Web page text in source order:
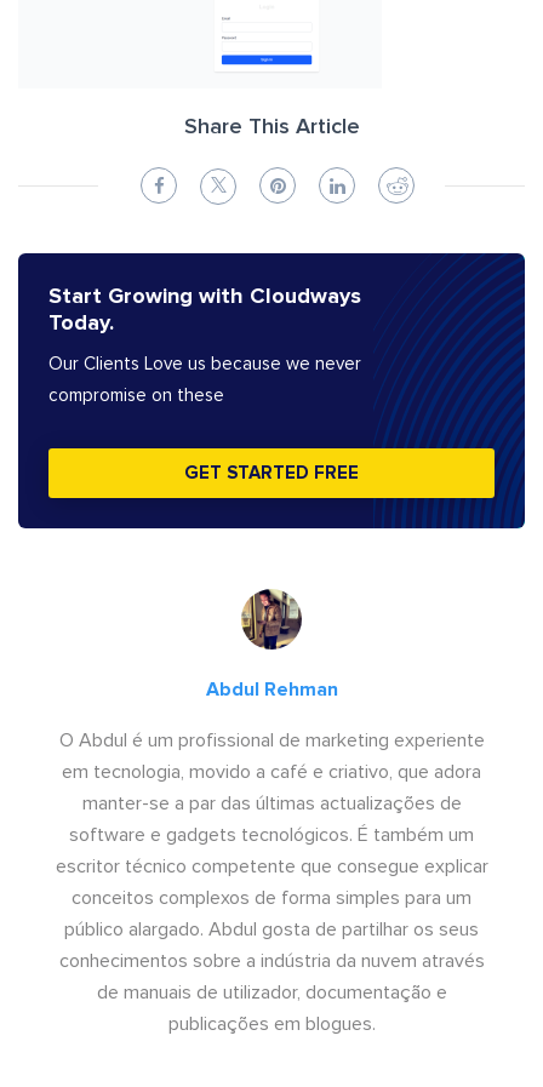
Share This Article
Start Growing with Cloudways
Today.
Our Clients Love us because we never
compromise on these
GET STARTED FREE
Abdul Rehman
O Abdul é um profissional de marketing experiente
em tecnologia, movido a café e criativo, que adora
manter-se a par das últimas actualizações de
software e gadgets tecnológicos. É também um
escritor técnico competente que consegue explicar
conceitos complexos de forma simples para um
público alargado. Abdul gosta de partilhar os seus
conhecimentos sobre a indústria da nuvem através
de manuais de utilizador, documentação e
publicações em blogues.